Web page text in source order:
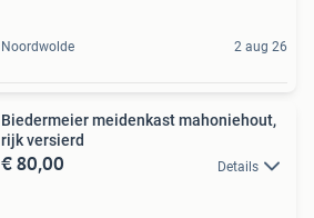
Noordwolde 2 aug 26
Biedermeier meidenkast mahoniehout,
rijk versierd
€ 80,00 Details